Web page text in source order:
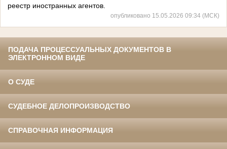
реестр иностранных агентов.
опубликовано 15.05.2026 09:34 (МСК)
ПОДАЧА ПРОЦЕССУАЛЬНЫХ ДОКУМЕНТОВ В
ЭЛЕКТРОННОМ ВИДЕ
О СУДЕ
СУДЕБНОЕ ДЕЛОПРОИЗВОДСТВО
СПРАВОЧНАЯ ИНФОРМАЦИЯ